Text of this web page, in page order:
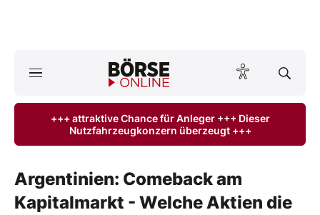
ktuelle Ausgabe BÖRSE ONLINE lesen
Anlageprodukte
Finanz-Check
+++ attraktive Chance für Anleger +++ Dieser
Nutzfahrzeugkonzern überzeugt +++
Argentinien: Comeback am
Kapitalmarkt - Welche Aktien die